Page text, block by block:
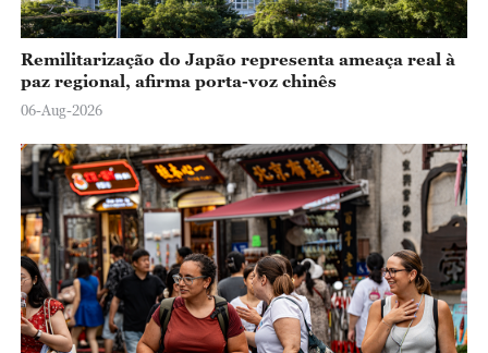
Remilitarização do Japão representa ameaça real à
paz regional, afirma porta-voz chinês
06-Aug-2026